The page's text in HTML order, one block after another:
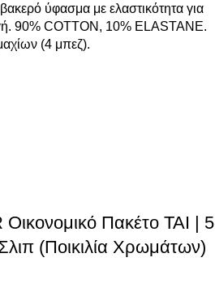
ύφασμα με ελαστικότητα για
90% COTTON, 10% ELASTANΕ.
(4 μπεζ).
Πακέτο TAI | 5
(Ποικιλία Χρωμάτων)